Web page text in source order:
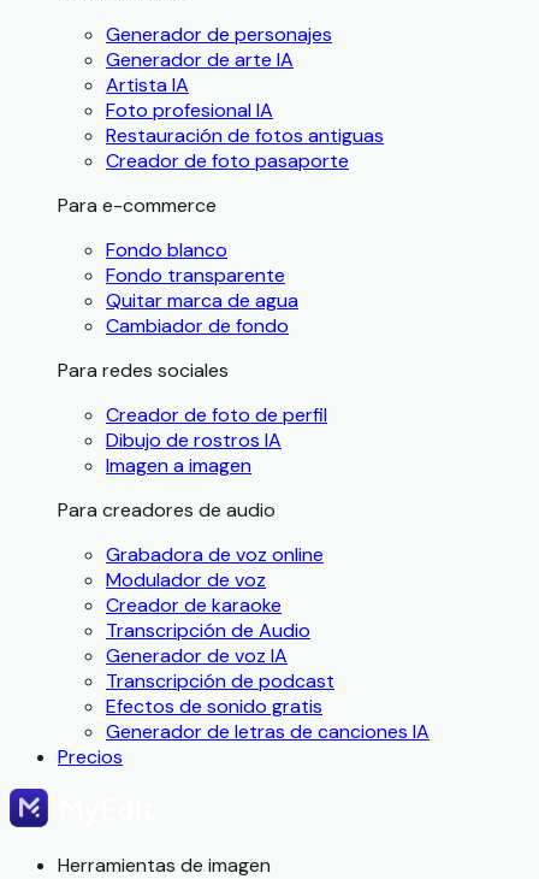
Generador de personajes
Generador de arte IA
Artista IA
Foto profesional IA
Restauración de fotos antiguas
Creador de foto pasaporte
Para e-commerce
Fondo blanco
Fondo transparente
Quitar marca de agua
Cambiador de fondo
Para redes sociales
Creador de foto de perfil
Dibujo de rostros IA
Imagen a imagen
Para creadores de audio
Grabadora de voz online
Modulador de voz
Creador de karaoke
Transcripción de Audio
Generador de voz IA
Transcripción de podcast
Efectos de sonido gratis
Generador de letras de canciones IA
Precios
Herramientas de imagen